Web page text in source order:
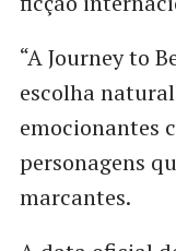
“A Journey to
escolha
emocionantes
personagens
marcantes.